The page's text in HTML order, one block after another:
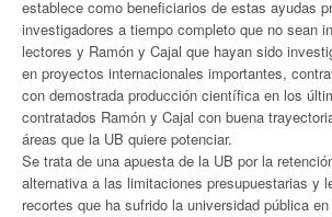
establece como beneficiarios de estas ayudas
investigadores a tiempo completo que no sean
lectores y Ramón y Cajal que hayan sido
en proyectos internacionales importantes,
con demostrada producción científica en los
contratados Ramón y Cajal con buena
áreas que la UB quiere potenciar.
Se trata de una apuesta de la UB por la
alternativa a las limitaciones presupuestarias y
recortes que ha sufrido la universidad pública